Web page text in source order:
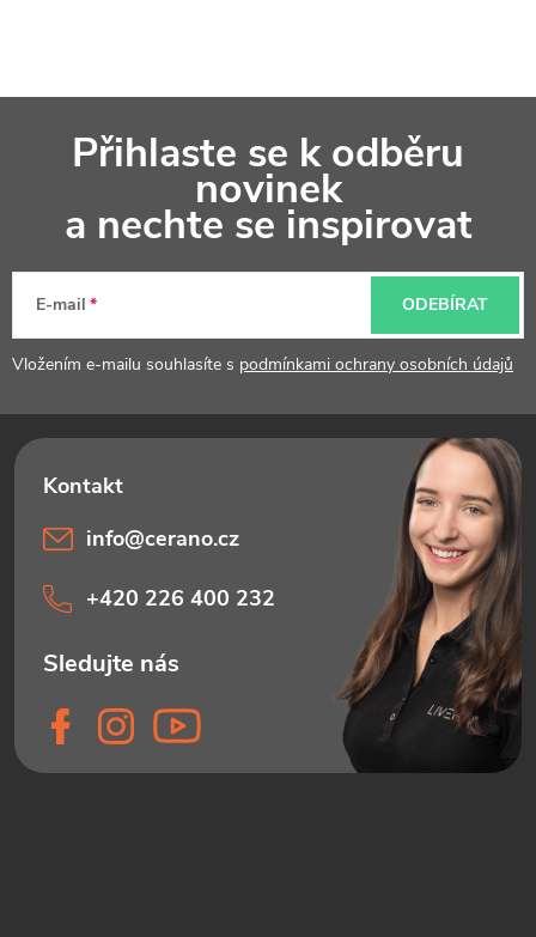
a
Přihlaste se k odběru
novinek
a nechte se inspirovat
E-mail
Vložením e-mailu souhlasíte s podmínkami ochrany osobních údajů
ODEBÍRAT
info@cerano.cz
+420 226 400 232